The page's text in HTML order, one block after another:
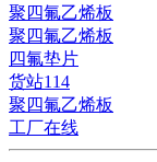
聚四氟乙烯板
聚四氟乙烯板
四氟垫片
货站114
聚四氟乙烯板
工厂在线